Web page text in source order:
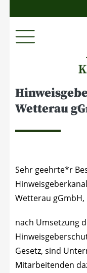
Wet­ter­au
Sehr geehrte*r
Wet­ter­au gGmbH,
nach Umset­zung
Gesetz, sind
Mit­ar­bei­ten­den